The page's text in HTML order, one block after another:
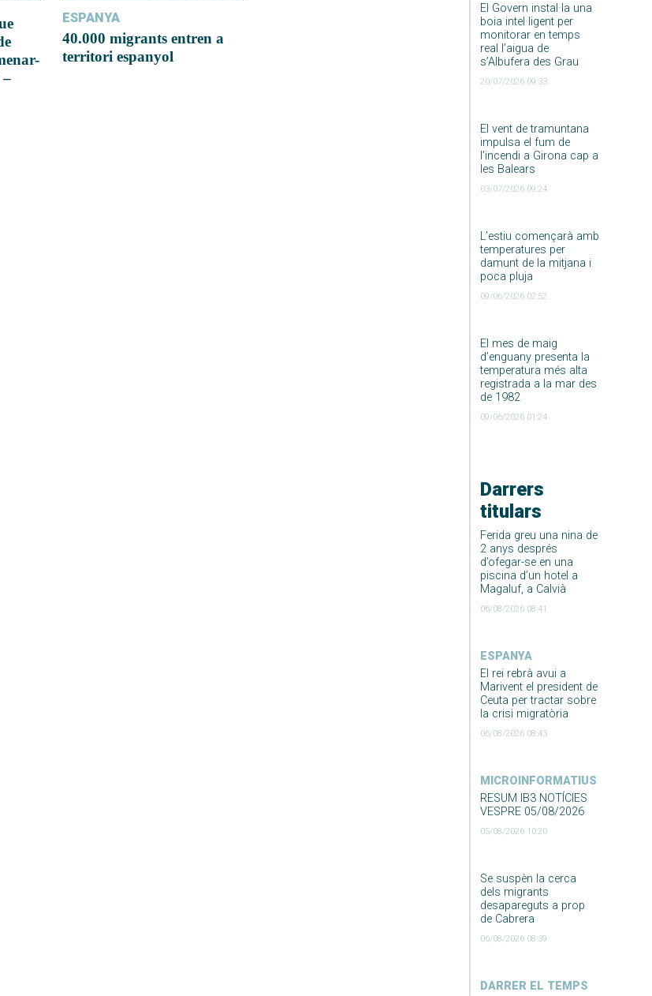
El Govern instal·la una
boia intel·ligent per
monitorar en temps
real l’aigua de
s’Albufera des Grau
20/07/2026 09:33
El vent de tramuntana
impulsa el fum de
l’incendi a Girona cap a
les Balears
03/07/2026 09:24
L’estiu començarà amb
temperatures per
damunt de la mitjana i
poca pluja
09/06/2026 02:52
El mes de maig
d’enguany presenta la
temperatura més alta
registrada a la mar des
de 1982
09/06/2026 01:24
Darrers
titulars
Ferida greu una nina de
2 anys després
d’ofegar-se en una
piscina d’un hotel a
Magaluf, a Calvià
06/08/2026 08:41
ESPANYA
El rei rebrà avui a
Marivent el president de
Ceuta per tractar sobre
la crisi migratòria
06/08/2026 08:43
MICROINFORMATIUS
RESUM IB3 NOTÍCIES
VESPRE 05/08/2026
05/08/2026 10:20
Se suspèn la cerca
dels migrants
desapareguts a prop
de Cabrera
06/08/2026 08:39
DARRER EL TEMPS
–
ESPANYA
40.000 migrants entren a
territori espanyol